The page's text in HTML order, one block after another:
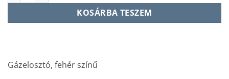
KOSÁRBA TESZEM
Gázelosztó, fehér színű